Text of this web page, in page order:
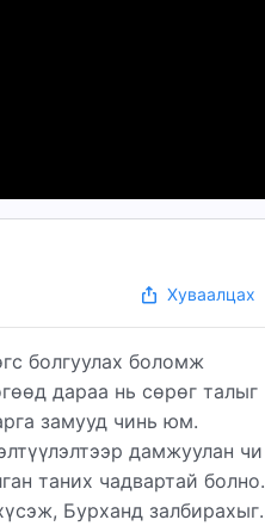
Хуваалцах
болгуулах боломж
дараа нь сөрөг талыг
замууд чинь юм.
дамжуулан чи
таних чадвартай болно.
Бурханд залбирахыг